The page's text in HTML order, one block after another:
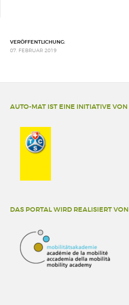
VERÖFFENTLICHUNG:
07. FEBRUAR 2019
AUTO-MAT IST EINE INITIATIVE VON
DAS PORTAL WIRD REALISIERT VON